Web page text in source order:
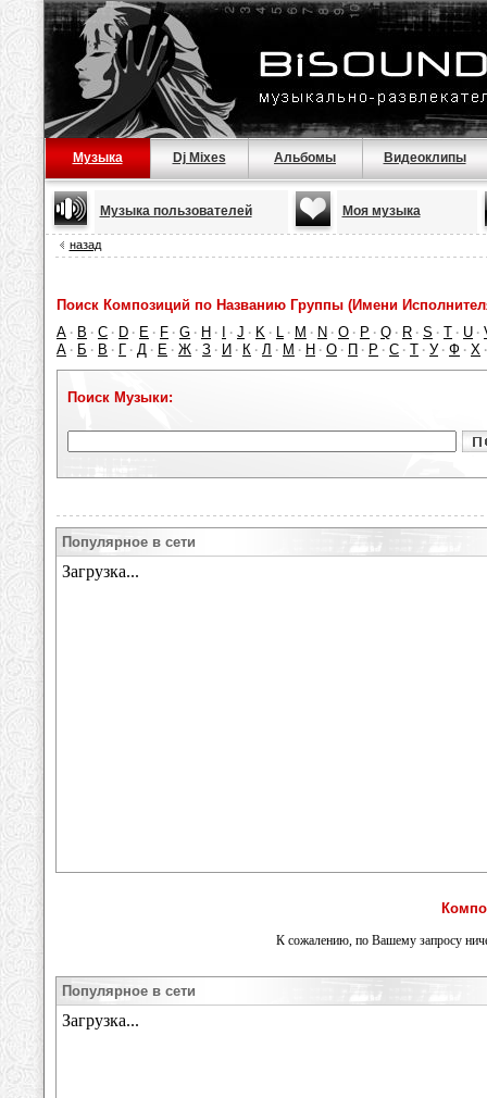
Музыка Dj Mixes Альбомы Видеоклипы
Музыка пользователей Моя музыка
назад
Поиск Композиций по Названию Группы (Имени
A · B · C · D · E · F · G · H · · J · K · L · M · N · O · P · Q · R · S · T · U ·
А · Б · В · Г · Д · Е · Ж · З · И · К · Л · М · Н · О · П · Р · С · Т · У · Ф · Х
Поиск Музыки:
Популярное в сети
К сожалению, по Вашему запросу
Популярное в сети